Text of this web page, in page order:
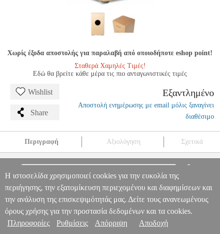
Χωρίς έξοδα αποστολής για παραλαβή από οποιοδήποτε eshop point!
Σταθερά Χαμηλές Τιμές!
Εδώ θα βρείτε κάθε μέρα τις πιο ανταγωνιστικές τιμές
Wishlist
Share
Εξαντλημένο
Αποστολή ενημέρωσης με email μόλις ξαναγίνει
διαθέσιμο
Περιγραφή Αξιολόγηση Σχετικά
MSC.302785
MSC.302785
SCHLAGWERK
ΚΡΟΥΣΤΑ SCHLAGWERK CP80 CAJON RUDIMENTS
NATURE LARGE
0
Πληροφορίες & Υπηρεσίες >
Η ιστοσελίδα χρησιμοποιεί cookies για την ευκολία της
περιήγησης, την εξατομίκευση περιεχομένου και διαφημίσεων και
την ανάλυση της επισκεψιμότητάς μας. Δείτε τους ανανεωμένους
όρους χρήσης για την προστασία δεδομένων και τα cookies.
Πληροφορίες
Ρυθμίσεις Απόρριψη Αποδοχή